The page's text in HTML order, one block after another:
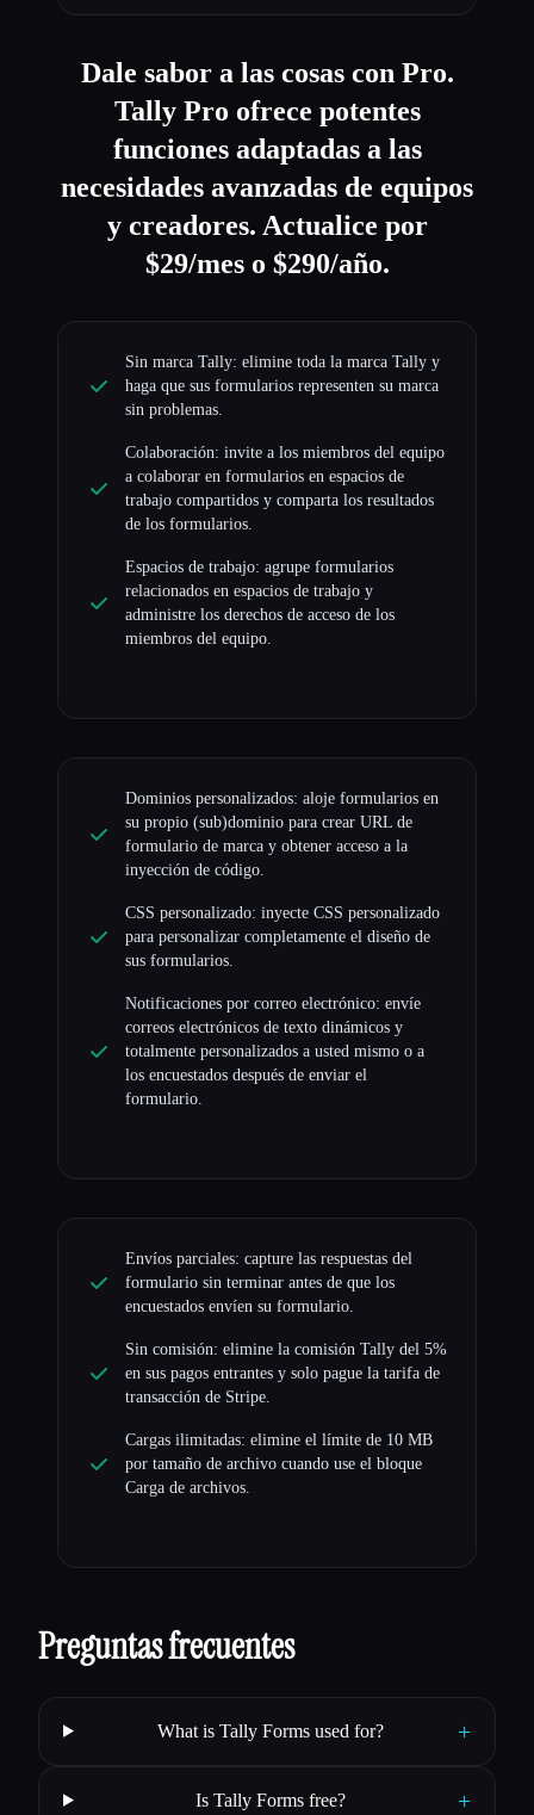
Dale sabor a las cosas con Pro.
Tally Pro ofrece potentes
funciones adaptadas a las
necesidades avanzadas de equipos
y creadores. Actualice por
$29/mes o $290/año.
Sin marca Tally: elimine toda la marca Tally y
haga que sus formularios representen su marca
sin problemas.
Colaboración: invite a los miembros del equipo
a colaborar en formularios en espacios de
trabajo compartidos y comparta los resultados
de los formularios.
Espacios de trabajo: agrupe formularios
relacionados en espacios de trabajo y
administre los derechos de acceso de los
miembros del equipo.
Dominios personalizados: aloje formularios en
su propio (sub)dominio para crear URL de
formulario de marca y obtener acceso a la
inyección de código.
CSS personalizado: inyecte CSS personalizado
para personalizar completamente el diseño de
sus formularios.
Notificaciones por correo electrónico: envíe
correos electrónicos de texto dinámicos y
totalmente personalizados a usted mismo o a
los encuestados después de enviar el
formulario.
Envíos parciales: capture las respuestas del
formulario sin terminar antes de que los
encuestados envíen su formulario.
Sin comisión: elimine la comisión Tally del 5%
en sus pagos entrantes y solo pague la tarifa de
transacción de Stripe.
Cargas ilimitadas: elimine el límite de 10 MB
por tamaño de archivo cuando use el bloque
Carga de archivos.
Preguntas frecuentes
What is Tally Forms used for? +
Is Tally Forms free? +